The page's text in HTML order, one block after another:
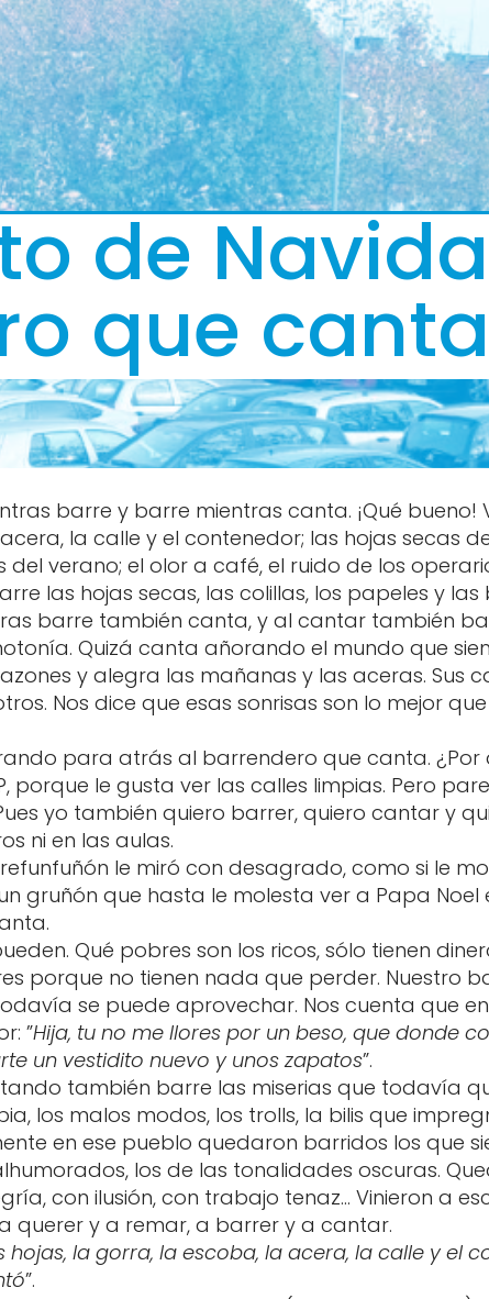
de
que canta
barre y barre mientras canta. ¡Qué
la calle y el contenedor; las hojas secas
verano; el olor a café, el ruido de los
las hojas secas, las colillas, los papeles y las
barre también canta, y al cantar también
Quizá canta añorando el mundo que
y alegra las mañanas y las aceras. Sus
Nos dice que esas sonrisas son lo mejor
para atrás al barrendero que canta. ¿Por
le gusta ver las calles limpias. Pero
yo también quiero barrer, quiero cantar y
ni en las aulas.
le miró con desagrado, como si le
gruñón que hasta le molesta ver a Papa
Qué pobres son los ricos, sólo tienen
porque no tienen nada que perder. Nuestro
se puede aprovechar. Nos cuenta que
”Hija, tu no me llores por un beso, que donde
un vestidito nuevo y unos zapatos”.
también barre las miserias que todavía
los malos modos, los trolls, la bilis que
en ese pueblo quedaron barridos los que
los de las tonalidades oscuras.
con ilusión, con trabajo tenaz… Vinieron a
querer y a remar, a barrer y a cantar.
hojas, la gorra, la escoba, la acera, la calle y el
”.